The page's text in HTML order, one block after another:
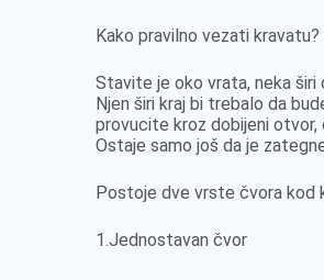
Kako pravilno vezati kravatu?
Stavite je oko vrata, neka širi
Njen širi kraj bi trebalo da
provucite kroz dobijeni
Ostaje samo još da je
Postoje dve vrste čvora kod
1.Jednostavan čvor